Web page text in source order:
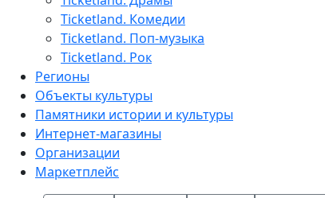
Ticketland. Комедии
Ticketland. Поп-музыка
Ticketland. Рок
Регионы
Объекты культуры
Памятники истории и культуры
Интернет-магазины
Организации
Маркетплейс